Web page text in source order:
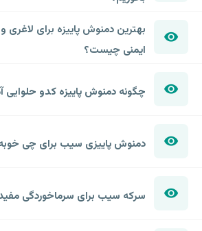
بهترین دمنوش پاییزه برای
ایمنی چیست؟
چگونه دمنوش پاییزه کدو حلوایی
دمنوش پاییزی سیب برای چی
سرکه سیب برای سرماخوردگی